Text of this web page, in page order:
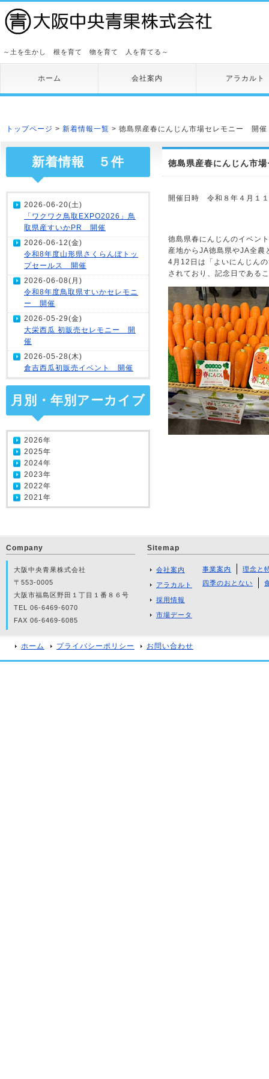
～土を生かし 根を育て 物を育て 人を育てる～
ホーム 会社案内 アラカルト
トップページ > 新着情報一覧 > 徳島県産春にんじん市場セレモニー 開催
徳島県産春にんじん市
開催日時 令和８年４月１
徳島県春にんじんのイベン
産地からJA徳島県やJA全農
4月12日は「よいにんじん
されており、記念日である
新着情報 ５件
2026-06-20(土)
「ワクワク鳥取EXPO2026」鳥
取県産すいかPR 開催
2026-06-12(金)
令和8年度山形県さくらんぼトッ
プセールス 開催
2026-06-08(月)
令和8年度鳥取県すいかセレモニ
ー 開催
2026-05-29(金)
大栄西瓜 初販売セレモニー 開
催
2026-05-28(木)
倉吉西瓜初販売イベント 開催
月別・年別アーカイブ
2026年
2025年
2024年
2023年
2022年
2021年
Sitemap
会社案内
アラカルト
採用情報
市場データ
事業案内
理念と
四季のおとない
Company
大阪中央青果株式会社
〒553-0005
大阪市福島区野田１丁目１番８６号
TEL 06-6469-6070
FAX 06-6469-6085
ホーム プライバシーポリシー お問い合わせ